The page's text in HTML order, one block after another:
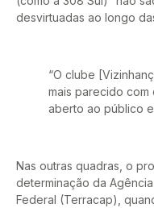
desvirtuadas ao longo
“O clube
mais parecido com
aberto ao público
Nas outras quadras, o
determinação da
Federal (Terracap),